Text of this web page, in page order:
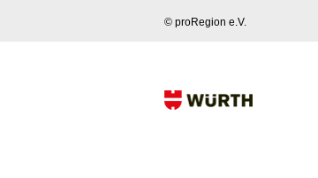
© proRegion e.V.